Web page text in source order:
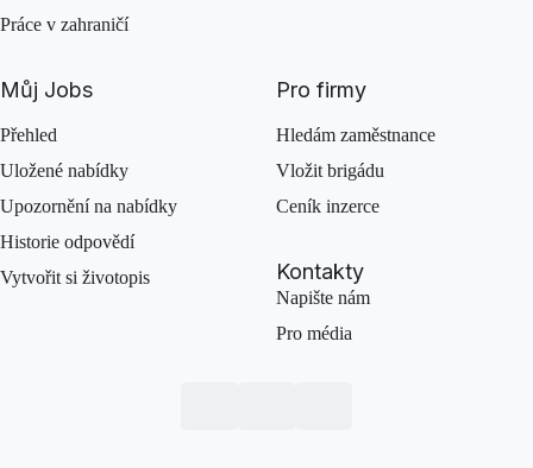
Práce v zahraničí
Můj Jobs
Přehled
Uložené nabídky
Upozornění na nabídky
Historie odpovědí
Vytvořit si životopis
Pro firmy
Hledám zaměstnance
Vložit brigádu
Ceník inzerce
Kontakty
Napište nám
Pro média